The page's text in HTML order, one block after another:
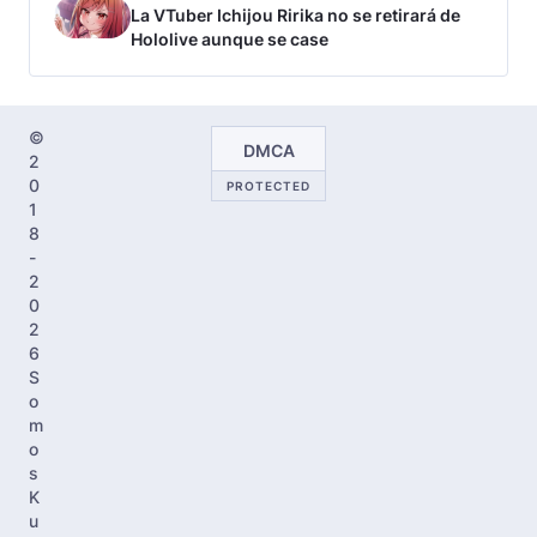
La VTuber Ichijou Ririka no se retirará de
Hololive aunque se case
©
2
0
1
8
-
2
0
2
6
S
o
m
o
s
K
u
DMCA
PROTECTED